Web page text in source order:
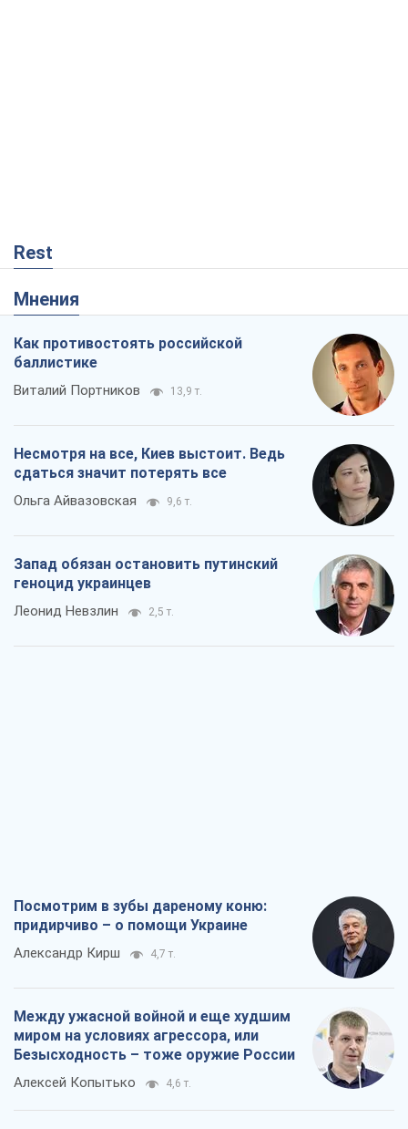
Rest
Мнения
Как противостоять российской
баллистике
Виталий Портников 13,9 т.
Несмотря на все, Киев выстоит. Ведь
сдаться значит потерять все
Ольга Айвазовская 9,6 т.
Запад обязан остановить путинский
геноцид украинцев
Леонид Невзлин 2,5 т.
Посмотрим в зубы дареному коню:
придирчиво – о помощи Украине
Александр Кирш 4,7 т.
Между ужасной войной и еще худшим
миром на условиях агрессора, или
Безысходность – тоже оружие России
Алексей Копытько 4,6 т.